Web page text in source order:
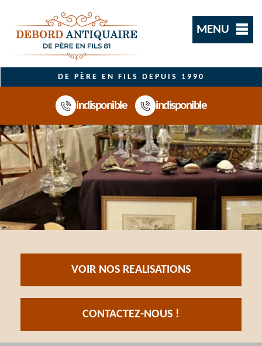
MENU
DE PÈRE EN FILS DEPUIS 1990
indisponible indisponible
VOIR NOS REALISATIONS
CONTACTEZ-NOUS !